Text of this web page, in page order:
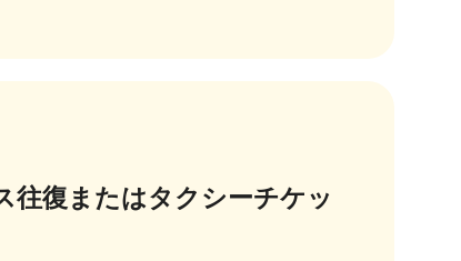
往復またはタクシーチケッ